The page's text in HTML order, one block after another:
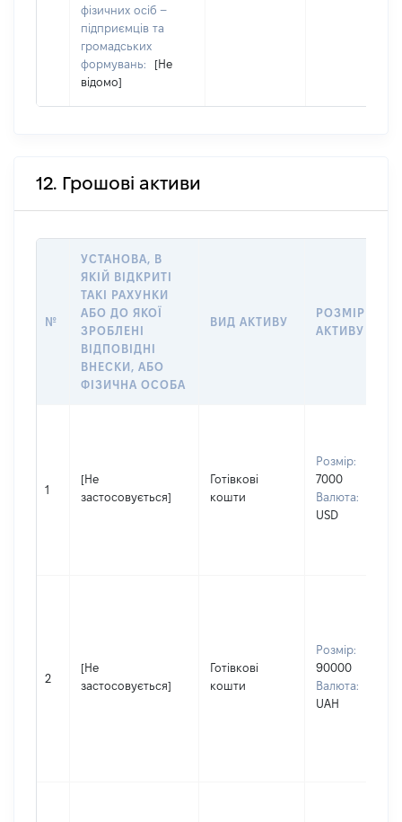
фізичних осіб –
підприємців та
громадських
формувань:
[Не
відомо]
12. Грошові активи
№
УСТАНОВА, В
ЯКІЙ ВІДКРИТІ
ТАКІ РАХУНКИ
АБО ДО ЯКОЇ
ЗРОБЛЕНІ
ВІДПОВІДНІ
ВНЕСКИ, АБО
ФІЗИЧНА ОСОБА
ВИД АКТИВУ
РОЗМІР
АКТИВУ
1
[Не
застосовується]
Готівкові
кошти
Розмір:
7000
Валюта:
USD
2
[Не
застосовується]
Готівкові
кошти
Розмір:
90000
Валюта:
UAH